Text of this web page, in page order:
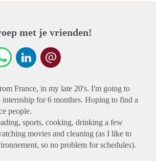
met je vrienden!
France, in my late 20's. I'm going to
internship for 6 monthes. Hoping to find a
people.
sports, cooking, drinking a few
movies and cleaning (as I like to
so no problem for schedules).